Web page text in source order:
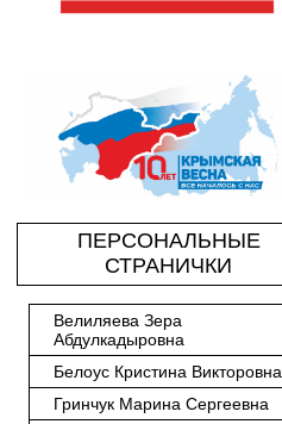
ПЕРСОНАЛЬНЫЕ
СТРАНИЧКИ
Велиляева Зера
Абдулкадыровна
Белоус Кристина Викторовна
Гринчук Марина Сергеевна